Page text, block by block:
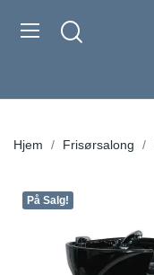
Hjem Frisørsalong
På Salg!